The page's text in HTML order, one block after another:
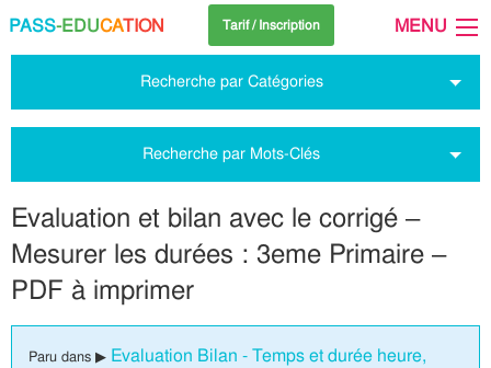
PASS-EDUCATION Tarif / Inscription MENU
Recherche par Catégories
Recherche par Mots-Clés
Evaluation et bilan avec le corrigé –
Mesurer les durées : 3eme Primaire –
PDF à imprimer
Paru dans ▶ Evaluation Bilan - Temps et durée heure,